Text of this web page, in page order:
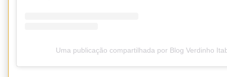
Uma publicação compartilhada por Blog Verdinho